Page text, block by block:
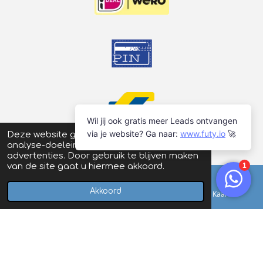
Deze website gebruikt cookies voor
analyse-doeleinden en/of het tonen van
advertenties. Door gebruik te blijven maken
van de site gaat u hiermee akkoord.
Akkoord
© 2026Schaatsstunt| Prijswijzigingen en typefouten
Telefoonnummer Kaart